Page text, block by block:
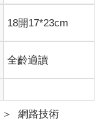
18開17*23cm
全齡適讀
＞ 網路技術